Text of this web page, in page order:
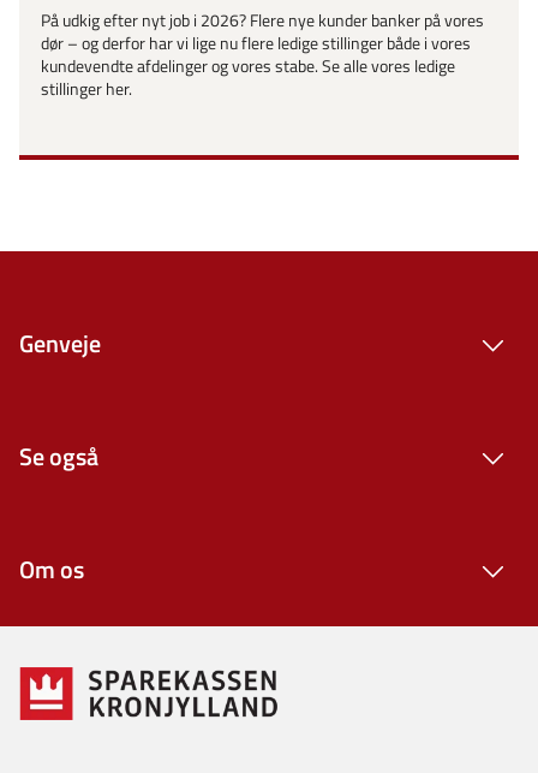
På udkig efter nyt job i 2026? Flere nye kunder banker på vores
dør – og derfor har vi lige nu flere ledige stillinger både i vores
kundevendte afdelinger og vores stabe. Se alle vores ledige
stillinger her.
Genveje
Se også
Om os